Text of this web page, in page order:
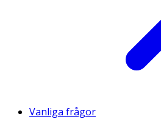
Vanliga frågor